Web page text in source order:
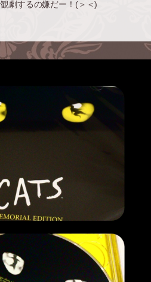
劇するの嫌だー！(＞＜)